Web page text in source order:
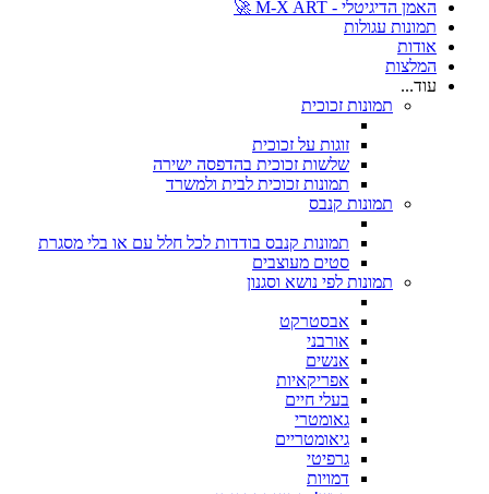
האמן הדיגיטלי - M-X ART 🚀
תמונות עגולות
אודות
המלצות
עוד...
תמונות זכוכית
זוגות על זכוכית
שלשות זכוכית בהדפסה ישירה
תמונות זכוכית לבית ולמשרד
תמונות קנבס
תמונות קנבס בודדות לכל חלל עם או בלי מסגרת
סטים מעוצבים
תמונות לפי נושא וסגנון
אבסטרקט
אורבני
אנשים
אפריקאיות
בעלי חיים
גאומטרי
גיאומטריים
גרפיטי
דמויות